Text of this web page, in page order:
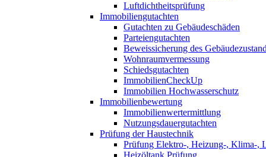
Luftdichtheitsprüfung
Immobiliengutachten
Gutachten zu Gebäudeschäden
Parteiengutachten
Beweissicherung des
Wohnraumvermessung
Schiedsgutachten
ImmobilienCheckUp
Immobilien Hochwasserschutz
Immobilienbewertung
Immobilienwertermittlung
Nutzungsdauergutachten
Prüfung der Haustechnik
Prüfung Elektro-, Heizung-, Klima-,
Heizöltank Prüfung